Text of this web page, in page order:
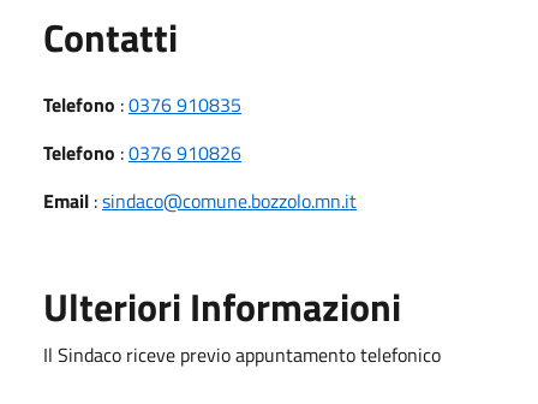
Contatti
Telefono :0376 910835
Telefono :0376 910826
Email :sindaco@comune.bozzolo.mn.it
Ulteriori Informazioni
Il Sindaco riceve previo appuntamento telefonico